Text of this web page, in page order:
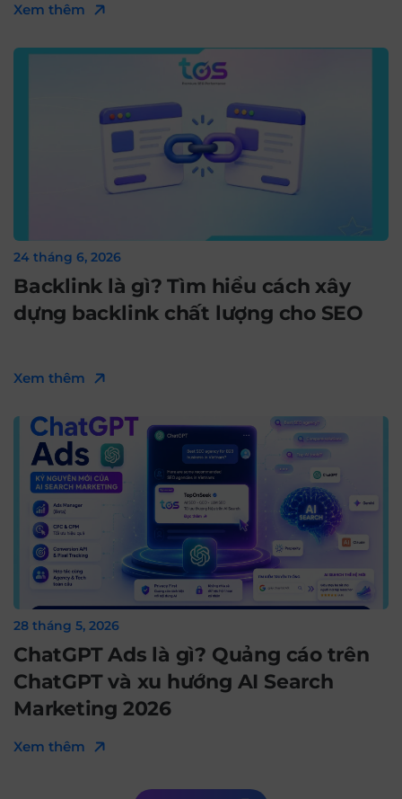
Xem thêm
24 tháng 6, 2026
Backlink là gì? Tìm hiểu cách xây
dựng backlink chất lượng cho SEO
Xem thêm
28 tháng 5, 2026
ChatGPT Ads là gì? Quảng cáo trên
ChatGPT và xu hướng AI Search
Marketing 2026
Xem thêm